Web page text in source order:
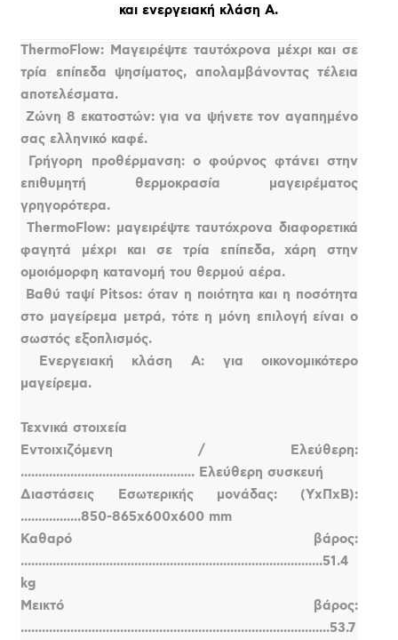
και ενεργειακή κλάση A.
ThermoFlow: Μαγειρέψτε ταυτόχρονα μέχρι και σε
τρία επίπεδα ψησίματος, απολαμβάνοντας τέλεια
αποτελέσματα.
 Ζώνη 8 εκατοστών: για να ψήνετε τον αγαπημένο
σας ελληνικό καφέ.
 Γρήγορη προθέρμανση: ο φούρνος φτάνει στην
επιθυμητή θερμοκρασία μαγειρέματος
γρηγορότερα.
 ThermoFlow: μαγειρέψτε ταυτόχρονα διαφορετικά
φαγητά μέχρι και σε τρία επίπεδα, χάρη στην
ομοιόμορφη κατανομή του θερμού αέρα.
 Βαθύ ταψί Pitsos: όταν η ποιότητα και η ποσότητα
στο μαγείρεμα μετρά, τότε η μόνη επιλογή είναι ο
σωστός εξοπλισμός.
 Ενεργειακή κλάση Α: για οικονομικότερο
μαγείρεμα.
Τεχνικά στοιχεία
Εντοιχιζόμενη / Ελεύθερη:
................................................. Ελεύθερη συσκευή
Διαστάσεις Εσωτερικής μονάδας: (ΥxΠxΒ):
.................850-865x600x600 mm
Καθαρό βάρος:
.....................................................................................51.4
kg
Μεικτό βάρος:
.......................................................................................53.7